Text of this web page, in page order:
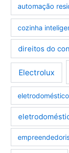
automação
cozinha
direitos do
Electrolux